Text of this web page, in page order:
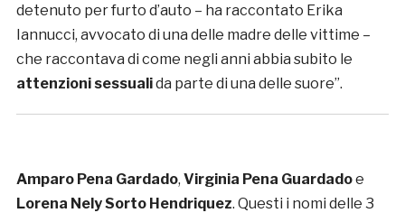
detenuto per furto d’auto – ha raccontato Erika
Iannucci, avvocato di una delle madre delle vittime –
che raccontava di come negli anni abbia subito le
attenzioni sessualida parte di una delle suore”.
Amparo Pena Gardado, Virginia Pena Guardadoe
Lorena Nely Sorto Hendriquez. Questi i nomi delle 3